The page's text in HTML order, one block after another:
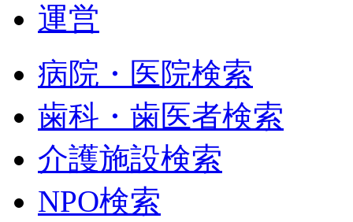
運営
病院・医院検索
歯科・歯医者検索
介護施設検索
NPO検索